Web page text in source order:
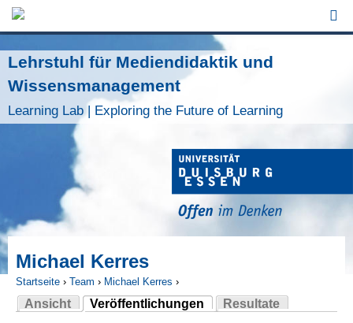
Jump to Navigation
Lehrstuhl für Mediendidaktik und
Wissensmanagement
Learning Lab | Exploring the Future of Learning
Michael Kerres
Sie sind hier
Startseite › Team › Michael Kerres ›
Ansicht
Veröffentlichungen
(aktiver Reiter)
Resultate